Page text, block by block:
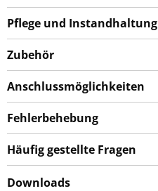
Pflege und Instandhaltung
Zubehör
Anschlussmöglichkeiten
Fehlerbehebung
Häufig gestellte Fragen
Downloads